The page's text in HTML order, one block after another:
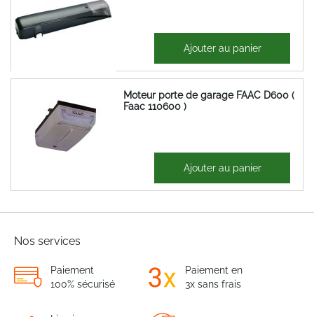
1 191,98 € Ajouter au panier
Moteur porte de garage FAAC D600 (
Faac 110600 )
Ajouter au panier
Nos services
Paiement
100% sécurisé
Paiement en
3x sans frais